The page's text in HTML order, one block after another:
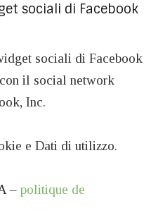
sociali di Facebook
sociali di Facebook
il social network
Inc.
e Dati di utilizzo.
– politique de